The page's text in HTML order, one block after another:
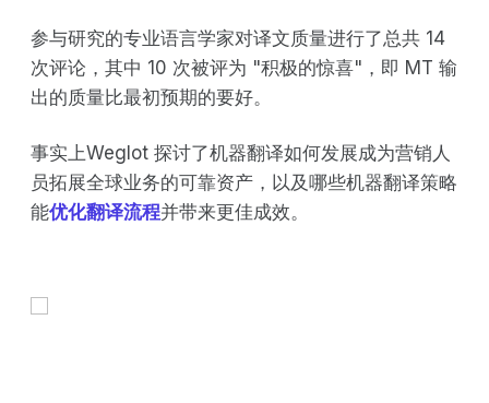
参与研究的专业语言学家对译文质量进行了总共 14
次评论，其中 10 次被评为 "积极的惊喜"，即 MT 输
出的质量比最初预期的要好。
事实上Weglot 探讨了机器翻译如何发展成为营销人
员拓展全球业务的可靠资产，以及哪些机器翻译策略
能优化翻译流程并带来更佳成效。